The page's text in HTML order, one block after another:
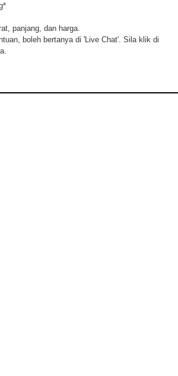
panjang, dan harga.
boleh bertanya di 'Live Chat'. Sila klik di